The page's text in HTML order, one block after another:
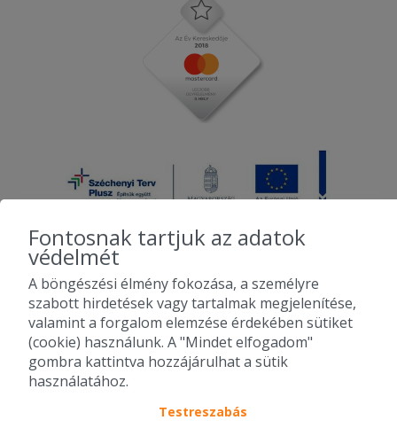
2010-2026 Copyright - Falatozz.hu - Diston-line Kft.
Pizza, gyros, hamburger, menük kedvező áron, egy helyen az összes
étterem ajánlata.
Fontosnak tartjuk az adatok
védelmét
A böngészési élmény fokozása, a személyre
szabott hirdetések vagy tartalmak megjelenítése,
valamint a forgalom elemzése érdekében sütiket
(cookie) használunk. A "Mindet elfogadom"
gombra kattintva hozzájárulhat a sütik
használatához.
Testreszabás